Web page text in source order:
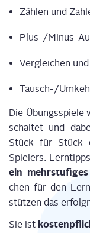
Zäh­len und
Plus-/Mi­nus-
Ver­glei­chen
Tausch-/
Die
schal­tet und
Stück für Stück
Spie­lers.
ein
chen für den
stüt­zen das
Sie ist